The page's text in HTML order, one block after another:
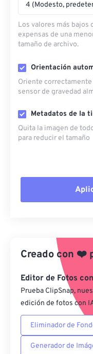
4 (Modesto,
Los valores más bajos
expensas de una
tamaño de archivo.
Orientación
Oriente
sensor de gravedad
Metadatos de la
Quita la imagen de
para reducir el tamaño
Aplicar
Guardar
Creado con ❤️
Editor de Fotos
Prueba ClipSnap,
edición de fotos con
Eliminador de
Generador de